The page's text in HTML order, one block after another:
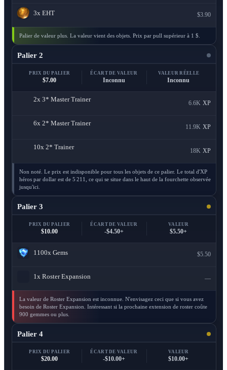
3x EHT $3.90
Palier de valeur plus. La valeur vient des objets. Prix par pull supérieur à 1 $.
Palier 2
PRIX DU PALIER
$7.00
ÉCART DE VALEUR
Inconnu
VALEUR RÉELLE
Inconnu
2x 3* Master Trainer
6.6K XP
6x 2* Master Trainer
11.9K XP
10x 2* Trainer
18K XP
Non noté. Le prix est indisponible pour tous les objets de ce palier. Le total d'XP
héros par dollar est de 5 211, ce qui se situe dans le haut de la fourchette observée
jusqu'ici.
Palier 3
PRIX DU PALIER
$10.00
ÉCART DE VALEUR
-$4.50+
VALEUR
$5.50+
1100x Gems $5.50
1x Roster Expansion —
La valeur de Roster Expansion est inconnue. N'envisagez ceci que si vous avez
besoin de Roster Expansion. Intéressant si la prochaine extension de roster coûte
900 gemmes ou plus.
Palier 4
PRIX DU PALIER
$20.00
ÉCART DE VALEUR
-$10.00+
VALEUR
$10.00+